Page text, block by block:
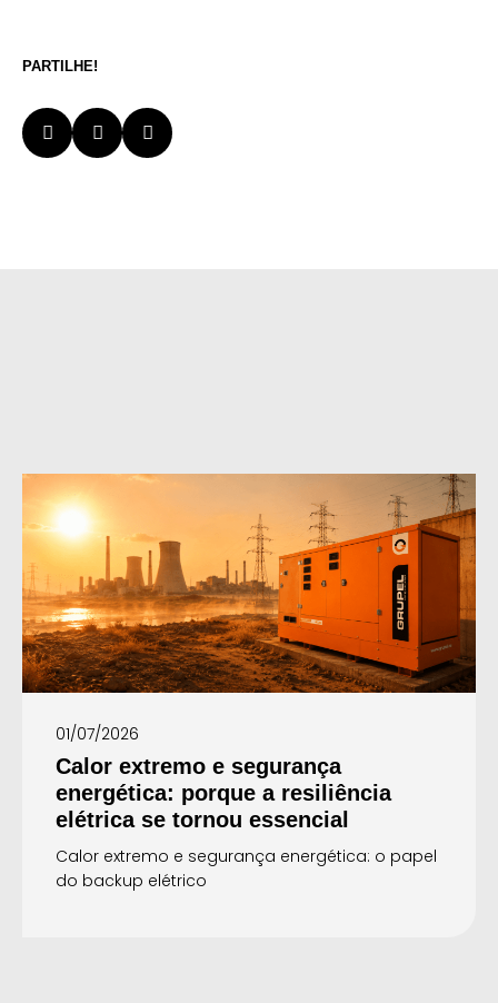
PARTILHE!
01/07/2026
Calor extremo e segurança
energética: porque a resiliência
elétrica se tornou essencial
Calor extremo e segurança energética: o papel
do backup elétrico